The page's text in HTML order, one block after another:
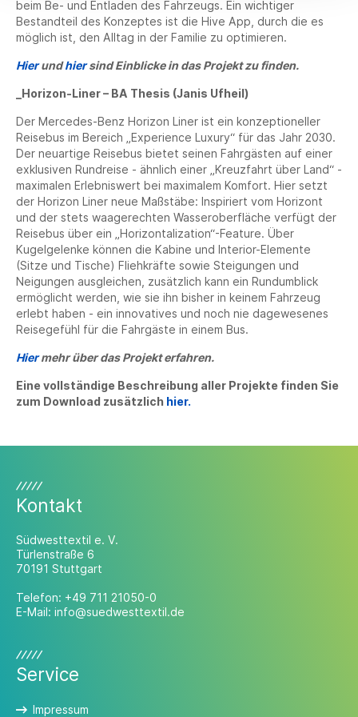
beim Be- und Entladen des Fahrzeugs. Ein wichtiger
Bestandteil des Konzeptes ist die Hive App, durch die es
möglich ist, den Alltag in der Familie zu optimieren.
Hierundhiersind Einblicke in das Projekt zu finden.
_Horizon-Liner – BA Thesis (Janis Ufheil)
Der Mercedes-Benz Horizon Liner ist ein konzeptioneller
Reisebus im Bereich „Experience Luxury“ für das Jahr 2030.
Der neuartige Reisebus bietet seinen Fahrgästen auf einer
exklusiven Rundreise - ähnlich einer „Kreuzfahrt über Land“ -
maximalen Erlebniswert bei maximalem Komfort. Hier setzt
der Horizon Liner neue Maßstäbe: Inspiriert vom Horizont
und der stets waagerechten Wasseroberfläche verfügt der
Reisebus über ein „Horizontalization“-Feature. Über
Kugelgelenke können die Kabine und Interior-Elemente
(Sitze und Tische) Fliehkräfte sowie Steigungen und
Neigungen ausgleichen, zusätzlich kann ein Rundumblick
ermöglicht werden, wie sie ihn bisher in keinem Fahrzeug
erlebt haben - ein innovatives und noch nie dagewesenes
Reisegefühl für die Fahrgäste in einem Bus.
Hiermehr über das Projekt erfahren.
Eine vollständige Beschreibung aller Projekte finden Sie
zum Download zusätzlich hier.
Kontakt
Südwesttextil e. V.
Türlenstraße 6
70191 Stuttgart
Telefon: +49 711 21050-0
E-Mail: info@suedwesttextil.de
Service
Impressum